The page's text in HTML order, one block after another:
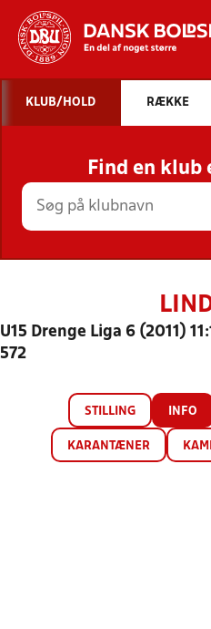
STILLINGER,
KLUB/HOLD RÆKKE
Find en klub
U15 Drenge Liga 6 (2011)
572
STILLING INFO
KARANTÆNER